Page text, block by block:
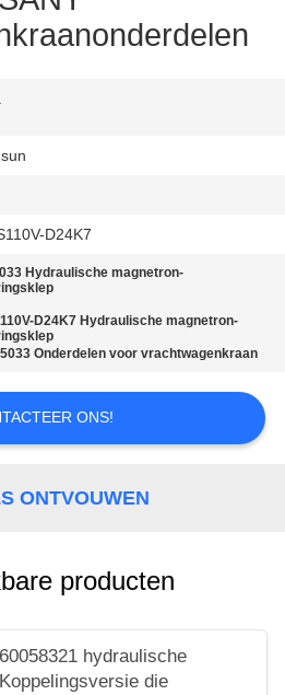
D24K7
Hydraulische magnetron-
D24K7 Hydraulische magnetron-
Onderdelen voor vrachtwagenkraan
ONS!
ONTVOUWEN
producten
60058321 hydraulische
Koppelingsversie die